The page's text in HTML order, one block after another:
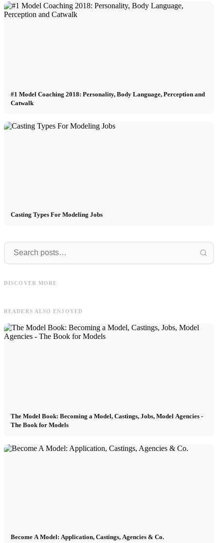
#1 Model Coaching 2018: Personality, Body Language, Perception and
Catwalk
Casting Types For Modeling Jobs
DISCOVER MORE
agencies, castings and jobs
READERS ALSO ENJOYED
The Model Book: Becoming a Model, Castings, Jobs, Model Agencies -
The Book for Models
Become A Model: Application, Castings, Agencies & Co.